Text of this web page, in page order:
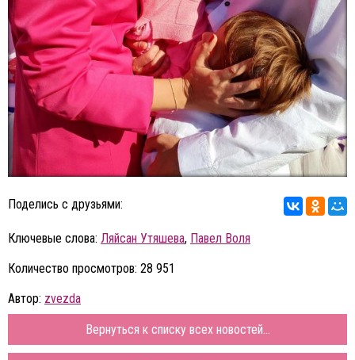
Поделись с друзьями:
Ключевые слова: Ляйсан Утяшева, Павел Воля
Количество просмотров: 28 951
Автор: zvezda
Вернуться к списку всех новостей...